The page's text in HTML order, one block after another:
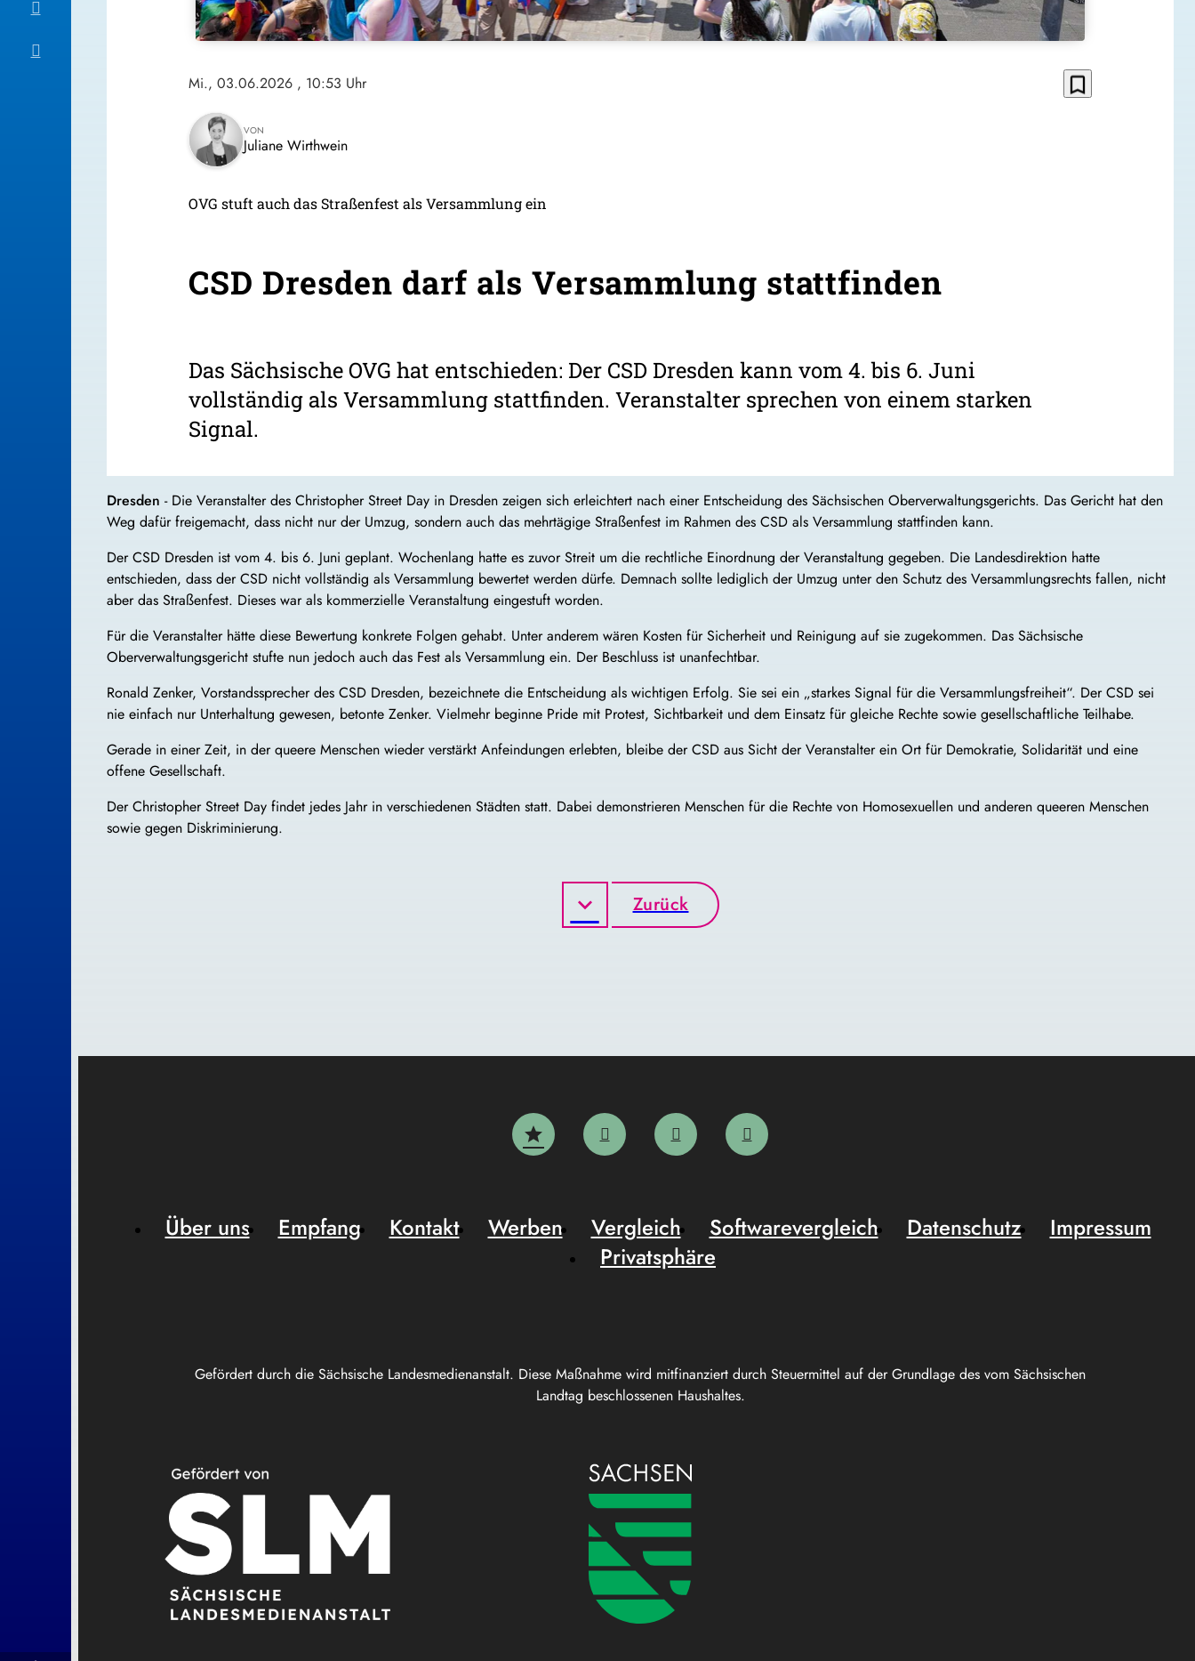
Mi., 03.06.2026 , 10:53 Uhr bookmark_border
VON
Juliane Wirthwein
OVG stuft auch das Straßenfest als Versammlung ein
CSD Dresden darf als Versammlung stattfinden
Das Sächsische OVG hat entschieden: Der CSD Dresden kann vom 4. bis 6. Juni
vollständig als Versammlung stattfinden. Veranstalter sprechen von einem starken
Signal.
Dresden - Die Veranstalter des Christopher Street Day in Dresden zeigen sich erleichtert nach einer Entscheidung des Sächsischen Oberverwaltungsgerichts. Das Gericht hat den
Weg dafür freigemacht, dass nicht nur der Umzug, sondern auch das mehrtägige Straßenfest im Rahmen des CSD als Versammlung stattfinden kann.
Der CSD Dresden ist vom 4. bis 6. Juni geplant. Wochenlang hatte es zuvor Streit um die rechtliche Einordnung der Veranstaltung gegeben. Die Landesdirektion hatte
entschieden, dass der CSD nicht vollständig als Versammlung bewertet werden dürfe. Demnach sollte lediglich der Umzug unter den Schutz des Versammlungsrechts fallen, nicht
aber das Straßenfest. Dieses war als kommerzielle Veranstaltung eingestuft worden.
Für die Veranstalter hätte diese Bewertung konkrete Folgen gehabt. Unter anderem wären Kosten für Sicherheit und Reinigung auf sie zugekommen. Das Sächsische
Oberverwaltungsgericht stufte nun jedoch auch das Fest als Versammlung ein. Der Beschluss ist unanfechtbar.
Ronald Zenker, Vorstandssprecher des CSD Dresden, bezeichnete die Entscheidung als wichtigen Erfolg. Sie sei ein „starkes Signal für die Versammlungsfreiheit“. Der CSD sei
nie einfach nur Unterhaltung gewesen, betonte Zenker. Vielmehr beginne Pride mit Protest, Sichtbarkeit und dem Einsatz für gleiche Rechte sowie gesellschaftliche Teilhabe.
Gerade in einer Zeit, in der queere Menschen wieder verstärkt Anfeindungen erlebten, bleibe der CSD aus Sicht der Veranstalter ein Ort für Demokratie, Solidarität und eine
offene Gesellschaft.
Der Christopher Street Day findet jedes Jahr in verschiedenen Städten statt. Dabei demonstrieren Menschen für die Rechte von Homosexuellen und anderen queeren Menschen
sowie gegen Diskriminierung.
Zurück
Gefördert durch die Sächsische Landesmedienanstalt. Diese Maßnahme wird mitfinanziert durch Steuermittel auf der Grundlage des vom Sächsischen
Landtag beschlossenen Haushaltes.
Über uns Empfang Kontakt Werben Vergleich Softwarevergleich Datenschutz
Impressum
Privatsphäre